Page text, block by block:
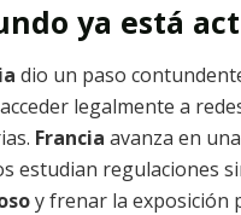
ya está
dio un paso
legalmente a
Francia avanza en
estudian regulaciones
y frenar la exposición